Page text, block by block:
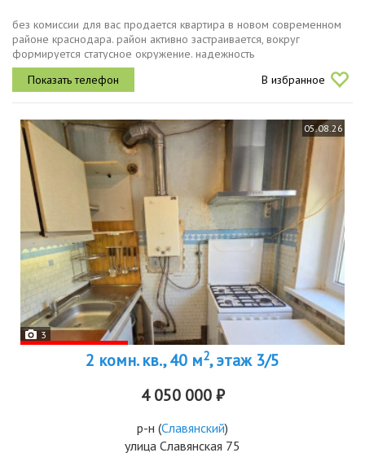
без комиссии для вас продается квартира в новом современном
районе краснодара. район активно застраивается, вокруг
формируется статусное окружение. надежность
монолитнокаркасная технология, европейские инженерные
стандарты, долговечные материалы...
В избранное
05.08.26
3
2 комн. кв., 40 м2, этаж 3/5
4 050 000 ₽
р-н (Славянский)
улица Славянская 75